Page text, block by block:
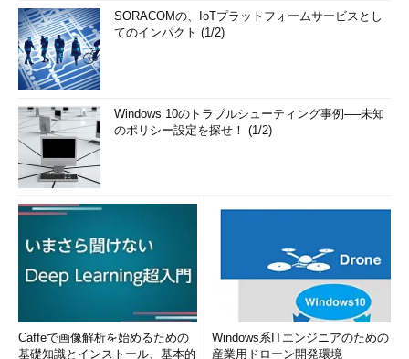
左側）の「標準出力」を2つ目のコマンドの「標準入力」に渡す
働きをします。１つめのプログラム（またはコマンド）の標準出
力をOS内部の「パイプ」というファイルに保存し、2つめのプロ
グラムにそのファイルを渡している、という理解をするとわかり
やすいかもしれません。ここでも2つのプログラムとも、パイプ
を意識することは決してありません。単に標準出力、標準入力に
対して読み書きしているだけです。
ないでいくことで連係させることができる。それ
SORACOMの、IoTプラットフォームサービスとし
てのインパクト (1/2)
Windows 10のトラブルシューティング事例──未知
のポリシー設定を探せ！ (1/2)
Caffeで画像解析を始めるための
基礎知識とインストール、基本的
Windows系ITエンジニアのための
産業用ドローン開発環境